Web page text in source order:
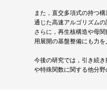
また，直交多項式の持つ
通じた高速アルゴリズム
さらに，再生核構造や母
用展開の基盤整備にも力を
今後の研究では，引き続
や特殊関数に関する他分